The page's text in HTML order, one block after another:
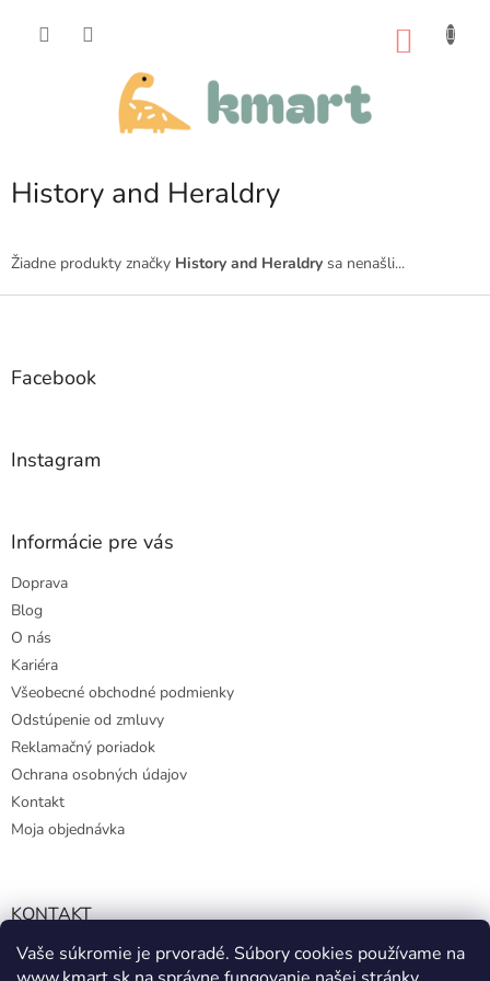
Vaše súkromie je prvoradé. Súbory cookies používame na
History and Heraldry
Žiadne produkty značky History and Heraldry sa nenašli...
Z
Facebook
Instagram
Informácie pre vás
Doprava
Blog
O nás
Kariéra
Všeobecné obchodné podmienky
Odstúpenie od zmluvy
Reklamačný poriadok
Ochrana osobných údajov
Kontakt
Moja objednávka
KONTAKT
info@kmart.sk